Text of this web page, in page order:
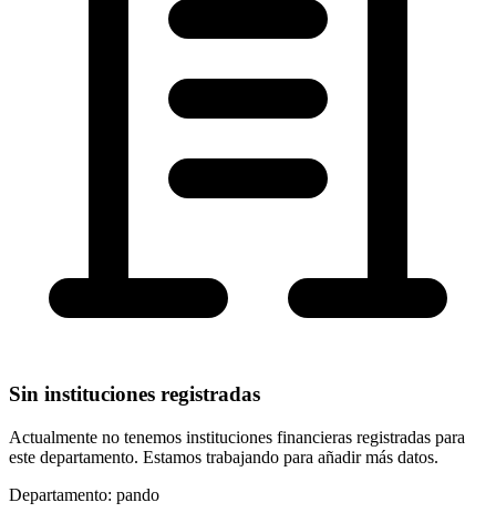
Sin instituciones registradas
Actualmente no tenemos instituciones financieras registradas para
este departamento. Estamos trabajando para añadir más datos.
Departamento: pando